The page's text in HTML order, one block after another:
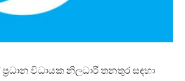
විධායක නිලධාරී තනතුර සඳහා